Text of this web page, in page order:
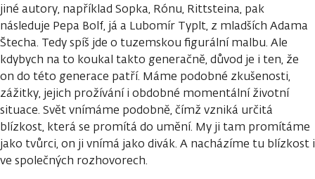
jiné autory, například Sopka, Rónu, Rittsteina, pak
následuje Pepa Bolf, já a Lubomír Typlt, z mladších Adama
Štecha. Tedy spíš jde o tuzemskou figurální malbu. Ale
kdybych na to koukal takto generačně, důvod je i ten, že
on do této generace patří. Máme podobné zkušenosti,
zážitky, jejich prožívání i obdobné momentální životní
situace. Svět vnímáme podobně, čímž vzniká určitá
blízkost, která se promítá do umění. My ji tam promítáme
jako tvůrci, on ji vnímá jako divák. A nacházíme tu blízkost i
ve společných rozhovorech.